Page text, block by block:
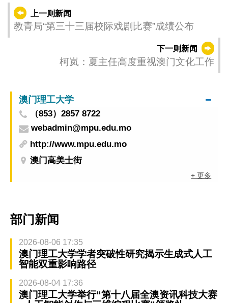
上一则新闻
教青局“第三十三届校际戏剧比赛”成绩公布
下一则新闻
柯岚：夏主任高度重视澳门文化工作
澳门理工大学
（853）2857 8722
webadmin@mpu.edu.mo
http://www.mpu.edu.mo
澳门高美士街
+ 更多
部门新闻
2026-08-06 17:35
澳门理工大学学者突破性研究揭示生成式人工
智能双重影响路径
2026-08-04 17:36
澳门理工大学举行“第十八届全澳资讯科技大赛